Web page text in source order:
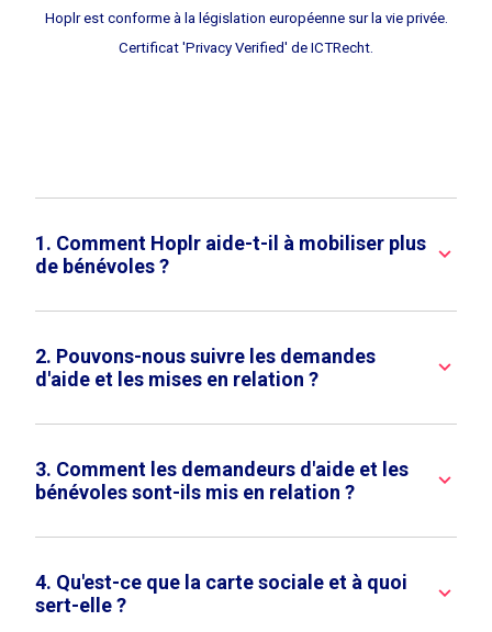
Hoplr est conforme à la législation européenne sur la vie privée.
Certificat 'Privacy Verified' de ICTRecht.
1. Comment Hoplr aide-t-il à mobiliser plus
de bénévoles ?
keyboard_arrow_down
2. Pouvons-nous suivre les demandes
d'aide et les mises en relation ?
keyboard_arrow_down
3. Comment les demandeurs d'aide et les
bénévoles sont-ils mis en relation ?
keyboard_arrow_down
4. Qu'est-ce que la carte sociale et à quoi
sert-elle ?
keyboard_arrow_down